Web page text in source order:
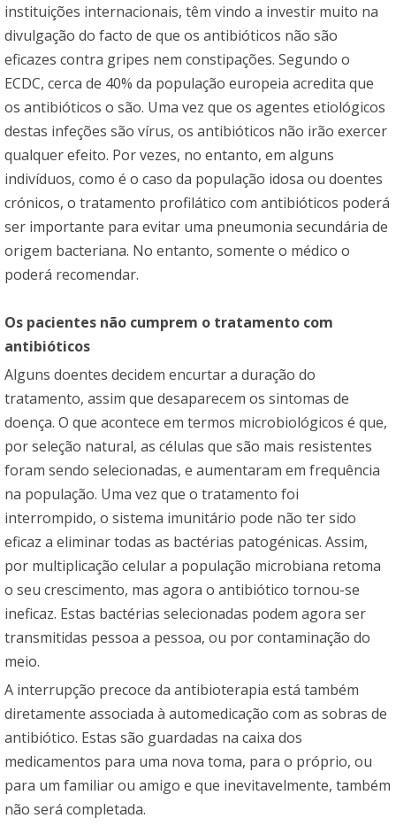
instituições internacionais, têm vindo a investir muito na
divulgação do facto de que os antibióticos não são
eficazes contra gripes nem constipações. Segundo o
ECDC, cerca de 40% da população europeia acredita que
os antibióticos o são. Uma vez que os agentes etiológicos
destas infeções são vírus, os antibióticos não irão exercer
qualquer efeito. Por vezes, no entanto, em alguns
indivíduos, como é o caso da população idosa ou doentes
crónicos, o tratamento profilático com antibióticos poderá
ser importante para evitar uma pneumonia secundária de
origem bacteriana. No entanto, somente o médico o
poderá recomendar.
Os pacientes não cumprem o tratamento com
antibióticos
Alguns doentes decidem encurtar a duração do
tratamento, assim que desaparecem os sintomas de
doença. O que acontece em termos microbiológicos é que,
por seleção natural, as células que são mais resistentes
foram sendo selecionadas, e aumentaram em frequência
na população. Uma vez que o tratamento foi
interrompido, o sistema imunitário pode não ter sido
eficaz a eliminar todas as bactérias patogénicas. Assim,
por multiplicação celular a população microbiana retoma
o seu crescimento, mas agora o antibiótico tornou-se
ineficaz. Estas bactérias selecionadas podem agora ser
transmitidas pessoa a pessoa, ou por contaminação do
meio.
A interrupção precoce da antibioterapia está também
diretamente associada à automedicação com as sobras de
antibiótico. Estas são guardadas na caixa dos
medicamentos para uma nova toma, para o próprio, ou
para um familiar ou amigo e que inevitavelmente, também
não será completada.